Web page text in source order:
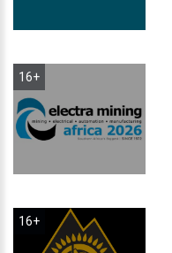
16+
16+